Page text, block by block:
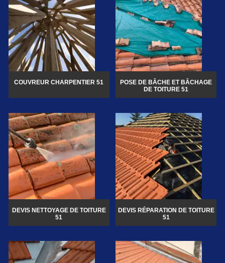
COUVREUR CHARPENTIER 51
POSE DE BÂCHE ET BÂCHAGE
DE TOITURE 51
DEVIS NETTOYAGE DE TOITURE
51
DEVIS RÉPARATION DE TOITURE
51